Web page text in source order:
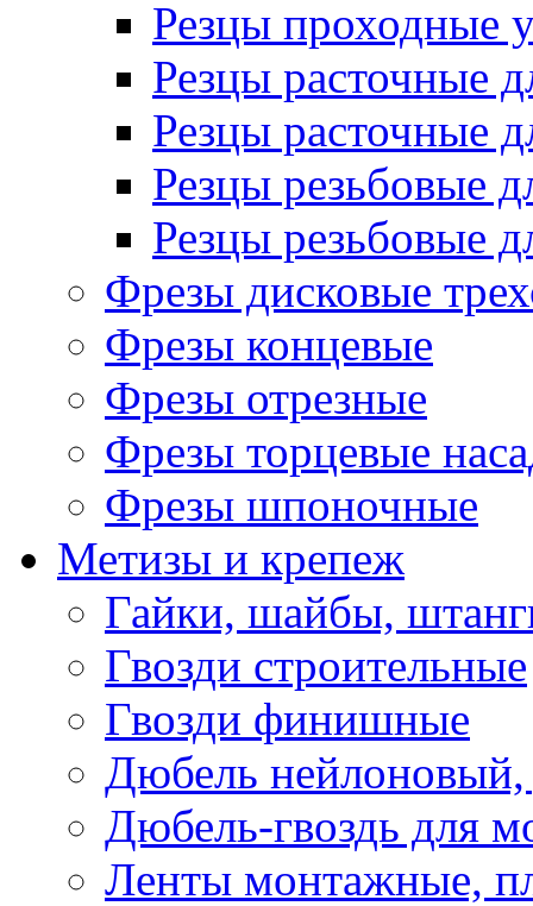
Резцы проходные
Резцы расточные
Резцы расточные
Резцы резьбовые
Резцы резьбовые
Фрезы дисковые
Фрезы концевые
Фрезы отрезные
Фрезы торцевые
Фрезы шпоночные
Метизы и крепеж
Гайки, шайбы,
Гвозди строительные
Гвозди финишные
Дюбель нейлоновый,
Дюбель-гвоздь для
Ленты монтажные,